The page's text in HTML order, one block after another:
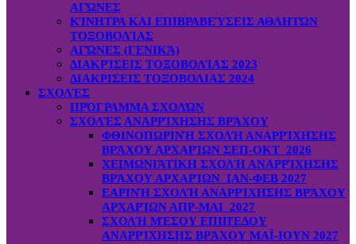
ΑΓΏΝΕΣ
ΚΊΝΗΤΡΑ ΚΑΙ ΕΠΙΒΡΑΒΕΎΣΕΙΣ ΑΘΛΗΤΏΝ
ΤΟΞΟΒΟΛΊΑΣ
ΑΓΏΝΕΣ (ΓΕΝΙΚΆ)
ΔΙΑΚΡΊΣΕΙΣ ΤΟΞΟΒΟΛΊΑΣ 2023
ΔΙΑΚΡΙΣΕΙΣ ΤΟΞΟΒΟΛΙΑΣ 2024
ΣΧΟΛΈΣ
ΠΡΌΓΡΑΜΜΑ ΣΧΟΛΏΝ
ΣΧΟΛΈΣ ΑΝΑΡΡΊΧΗΣΗΣ ΒΡΆΧΟΥ
ΦΘΙΝΟΠΩΡΙΝΉ ΣΧΟΛΉ ΑΝΑΡΡΊΧΗΣΗΣ
ΒΡΆΧΟΥ ΑΡΧΑΡΊΩΝ ΣΕΠ-ΟΚΤ 2026
ΧΕΙΜΩΝΙΆΤΙΚΗ ΣΧΟΛΉ ΑΝΑΡΡΊΧΗΣΗΣ
ΒΡΆΧΟΥ ΑΡΧΑΡΊΩΝ ΙΑΝ-ΦΕΒ 2027
ΕΑΡΙΝΉ ΣΧΟΛΉ ΑΝΑΡΡΊΧΗΣΗΣ ΒΡΆΧΟΥ
ΑΡΧΑΡΊΩΝ ΑΠΡ-ΜΑΙ 2027
ΣΧΟΛΉ ΜΈΣΟΥ ΕΠΙΠΈΔΟΥ
ΑΝΑΡΡΊΧΗΣΗΣ ΒΡΆΧΟΥ ΜΑΪ-ΙΟΥΝ 2027